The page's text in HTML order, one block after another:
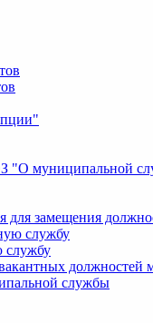
"О муниципальной
для замещения
службу
службу
службы